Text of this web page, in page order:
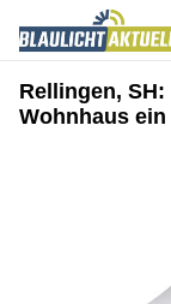
Rellingen,
Wohnhaus